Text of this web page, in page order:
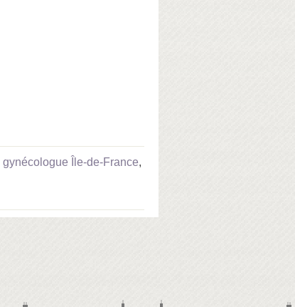
gynécologue Île-de-France,